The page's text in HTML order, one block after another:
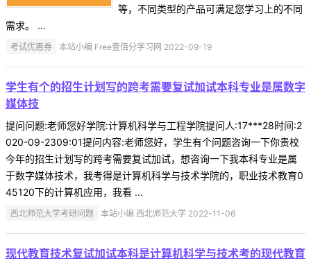
等，不同类型的产品可满足您学习上的不同
需求。 ...
考试优惠券 本站小编 Free壹佰分学习网 2022-09-19
学生有个的招生计划写的跨考需要复试加试本科专业是属数字
媒体技
提问问题:老师您好学院:计算机科学与工程学院提问人:17***28时间:2
020-09-2309:01提问内容:老师您好，学生有个问题咨询一下你贵校
今年的招生计划写的跨考需要复试加试，想咨询一下我本科专业是属
于数字媒体技术，我考得是计算机科学与技术学院的，职业技术教育0
45120下的计算机应用，我看 ...
西北师范大学考研问题 本站小编 西北师范大学 2022-11-06
现代教育技术复试加试本科是计算机科学与技术考的现代教育